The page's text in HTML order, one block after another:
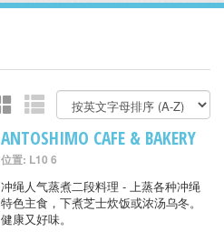
ANTOSHIMO CAFE & BAKERY
位置: L10 6
冲绳人气蒸煮二段料理 - 上蒸各种冲绳
特色主食，下煮芝士炊饭或浓汤乌冬。
健康又好味。